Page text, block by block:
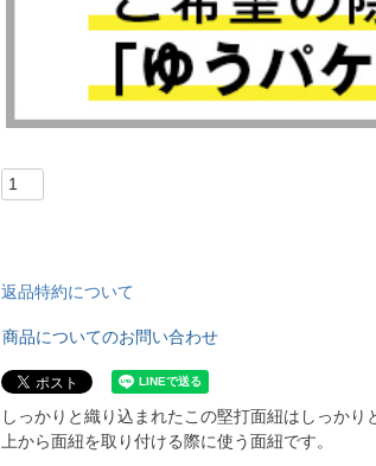
返品特約について
商品についてのお問い合わせ
しっかりと織り込まれたこの堅打面紐はしっかり
上から面紐を取り付ける際に使う面紐です。